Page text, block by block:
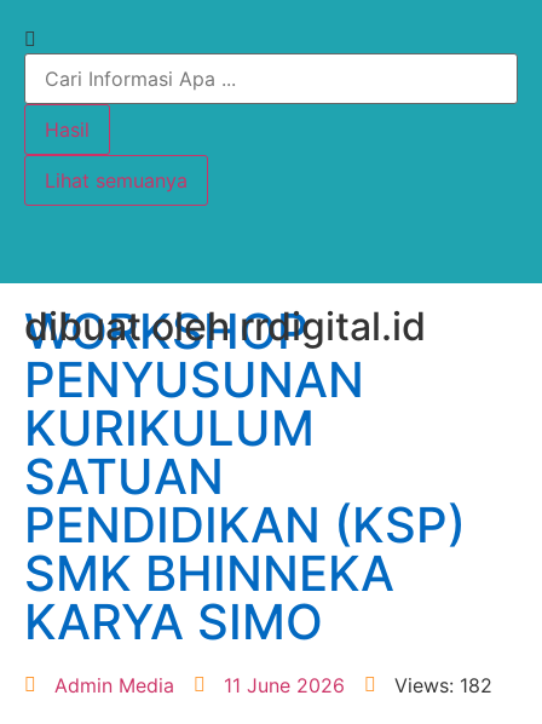
Hasil
Lihat semuanya
WORKSHOP
PENYUSUNAN
KURIKULUM
SATUAN
PENDIDIKAN (KSP)
SMK BHINNEKA
KARYA SIMO
Admin Media 11 June 2026 Views: 182
dibuat oleh rrdigital.id